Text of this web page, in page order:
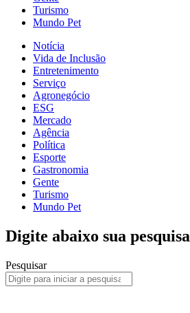
Turismo
Mundo Pet
Notícia
Vida de Inclusão
Entretenimento
Serviço
Agronegócio
ESG
Mercado
Agência
Política
Esporte
Gastronomia
Gente
Turismo
Mundo Pet
Digite abaixo sua pesquisa
Pesquisar